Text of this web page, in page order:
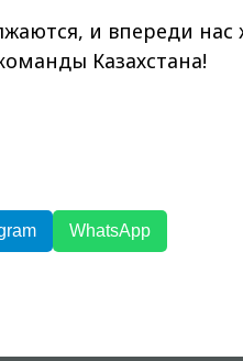
и впереди
Казахстана!
WhatsApp